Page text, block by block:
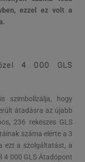
ezzel ez volt a
4 000 GLS
szimbolizálja, hogy
átadásra az újabb
236 rekeszes GLS
száma elérte a 3
ezt a szolgáltatást, a
4 000 GLS Átadópont